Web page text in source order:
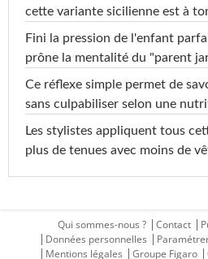
cette variante sicilienne est à
Fini la pression de l'enfant
prône la mentalité du "parent
Ce réflexe simple permet de
sans culpabiliser selon une
Les stylistes appliquent tous
plus de tenues avec moins de
Qui sommes-nous ? Contact
Données personnelles
Mentions légales
Groupe Figaro